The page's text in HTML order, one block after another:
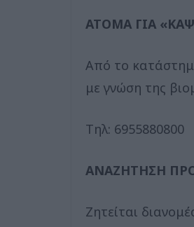
ΑΤΟΜΑ ΓΙΑ
Από το
με γνώση της
Τηλ: 6955880800
ΑΝΑΖΗΤΗΣΗ
Ζητείται